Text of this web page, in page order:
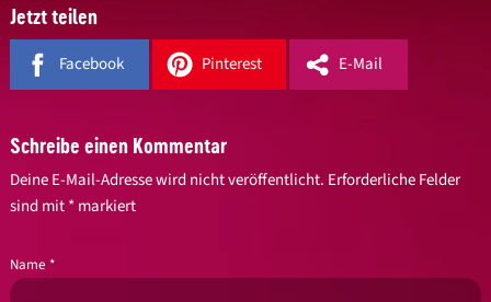
Jetzt teilen
Facebook Pinterest E-Mail
Schreibe einen Kommentar
Deine E-Mail-Adresse wird nicht veröffentlicht. Erforderliche Felder
sind mit*markiert
Name *